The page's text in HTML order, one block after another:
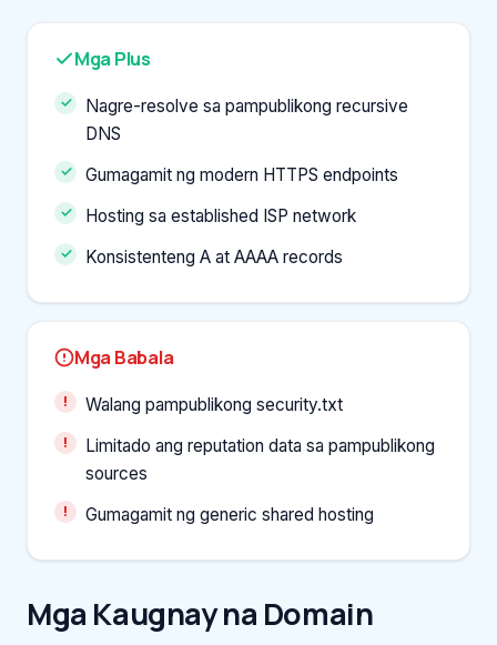
Mga Plus
Nagre-resolve sa pampublikong recursive
DNS
Gumagamit ng modern HTTPS endpoints
Hosting sa established ISP network
Konsistenteng A at AAAA records
Mga Babala
Walang pampublikong security.txt
Limitado ang reputation data sa pampublikong
sources
Gumagamit ng generic shared hosting
Mga Kaugnay na Domain